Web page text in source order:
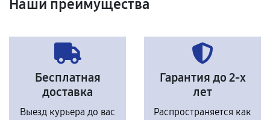
Наши преимущества
Бесплатная
доставка
Выезд курьера до вас
Гарантия до 2-х
лет
Распространяется как